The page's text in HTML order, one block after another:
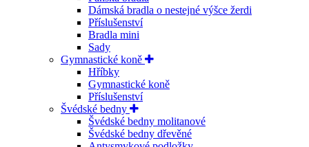
Dámská bradla o nestejné výšce žerdi
Příslušenství
Bradla mini
Sady
Gymnastické koně
Hříbky
Gymnastické koně
Příslušenství
Švédské bedny
Švédské bedny molitanové
Švédské bedny dřevěné